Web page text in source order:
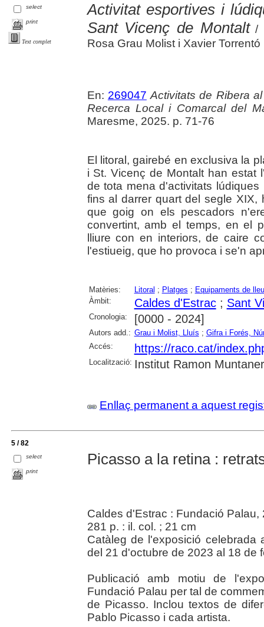
select
print
Text complet
Activitat esportives i
Sant Vicenç de Montalt/
Rosa Grau Molist i Xavier Torrentó
En: 269047 Activitats de Ribera
Recerca Local i Comarcal del
Maresme, 2025. p. 71-76
El litoral, gairebé en exclusiva la
i St. Vicenç de Montalt han estat
de tota mena d'activitats
fins al darrer quart del segle
que goig on els pescadors
convertint, amb el temps, en el
lliure con en interiors, de caire
l'estiueig, que ho provoca i se'n
Matèries: Litoral ; Platges ; Equipaments de
Àmbit:
Caldes d'Estrac; Sant
Cronologia: [0000 - 2024]
Autors add.: Grau i Molist, Lluís ; Gifra i Forés,
Accés:
https://raco.cat/
Localització: Institut Ramon Muntaner
Enllaç permanent a aquest
5 / 82
select
print
Picasso a la retina :
Caldes d'Estrac : Fundació Palau,
281 p. : il. col. ; 21 cm
Catàleg de l'exposició
del 21 d'octubre de 2023 al 18 de
Publicació amb motiu de
Fundació Palau per tal de
de Picasso. Inclou textos de
Pablo Picasso i cada artista.